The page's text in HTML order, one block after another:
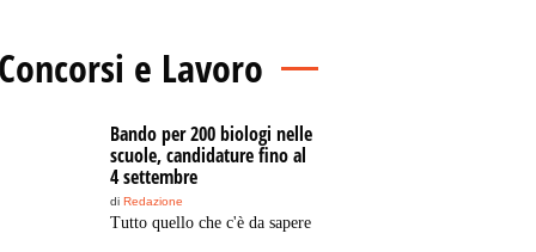
Concorsi e Lavoro
Bando per 200 biologi nelle
scuole, candidature fino al
4 settembre
di Redazione
Tutto quello che c'è da sapere